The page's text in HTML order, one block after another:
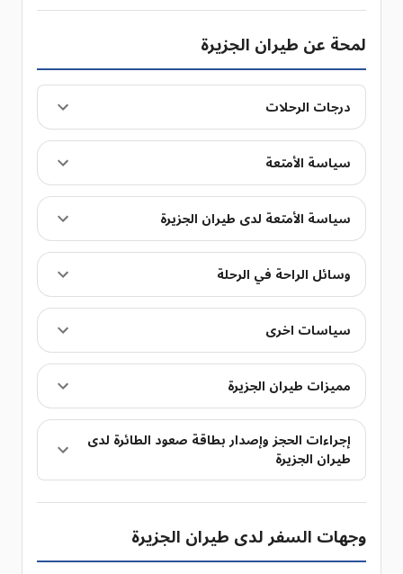
لمحة عن طيران الجزيرة
درجات الرحلات
سياسة الأمتعة
سياسة الأمتعة لدى طيران الجزيرة
وسائل الراحة في الرحلة
سياسات اخرى
مميزات طيران الجزيرة
إجراءات الحجز وإصدار بطاقة صعود الطائرة لدى
طيران الجزيرة
وجهات السفر لدى طيران الجزيرة